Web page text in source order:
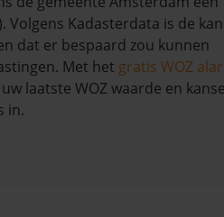
Volgens Kadasterdata is de
dat er bespaard zou kunnen
Met het gratis WOZ
laatste WOZ waarde en
in.